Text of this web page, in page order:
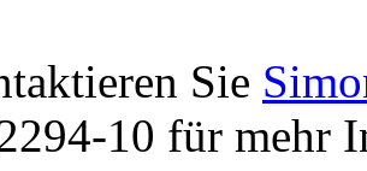
Sie
10 für mehr